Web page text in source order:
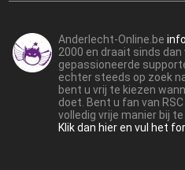
Anderlecht-Online.be
2000 en draait sinds
gepassioneerde
echter steeds op zoek
bent u vrij te kiezen
doet. Bent u fan van
volledig vrije manier bij
Klik dan hier en vul het